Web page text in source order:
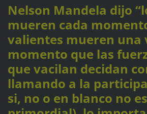
Nelson Mandela dijo
mueren cada
valientes mueren una
momento que las
que vacilan decidan
llamando a la
si, no o en blanco no